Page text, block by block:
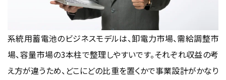
系統用蓄電池のビジネスモデルは、卸電力市場、需給調整市
場、容量市場の3本柱で整理しやすいです。それぞれ収益の考
え方が違うため、どこにどの比重を置くかで事業設計がかなり